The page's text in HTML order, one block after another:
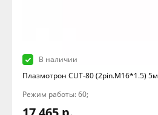
В наличии
Плазмотрон CUT-80 (2pin.M16*1.5) 5м
Режим работы: 60;